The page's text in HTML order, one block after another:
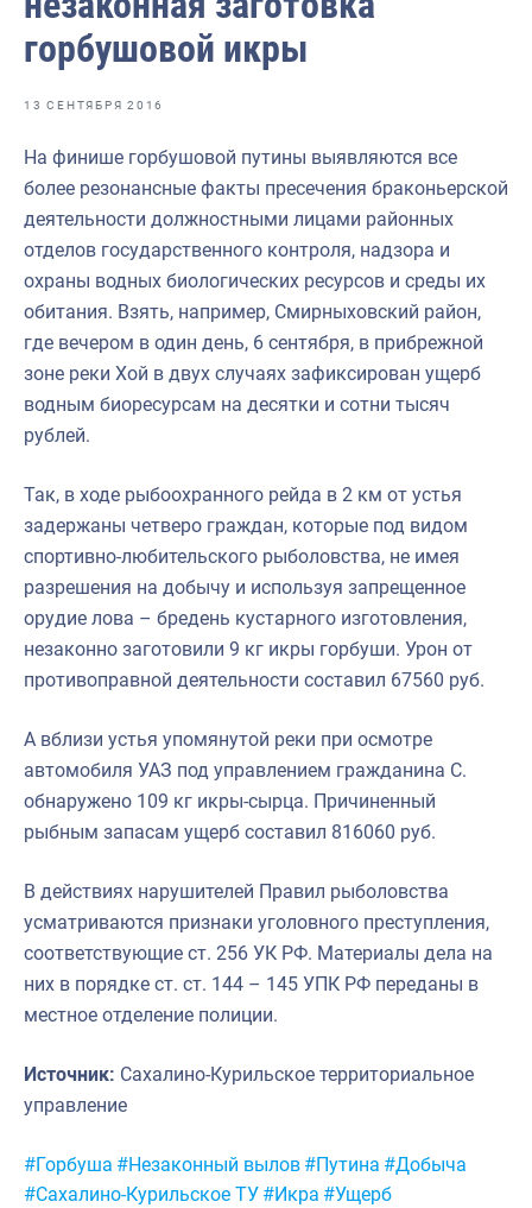
Отраслевые СМИ
Выставки и конференции
Научно-практическая литература
Рыбоохрана России
Отрасль в цифрах
Большая африканская экспедиция
Укрепление духовно-нравственных ценностей
События в России и мире
горбушовой икры
13 СЕНТЯБРЯ 2016
На финише горбушовой путины выявляются все
более резонансные факты пресечения браконьерской
деятельности должностными лицами районных
отделов государственного контроля, надзора и
охраны водных биологических ресурсов и среды их
обитания. Взять, например, Смирныховский район,
где вечером в один день, 6 сентября, в прибрежной
зоне реки Хой в двух случаях зафиксирован ущерб
водным биоресурсам на десятки и сотни тысяч
рублей.
Так, в ходе рыбоохранного рейда в 2 км от устья
задержаны четверо граждан, которые под видом
спортивно-любительского рыболовства, не имея
разрешения на добычу и используя запрещенное
орудие лова – бредень кустарного изготовления,
незаконно заготовили 9 кг икры горбуши. Урон от
противоправной деятельности составил 67560 руб.
А вблизи устья упомянутой реки при осмотре
автомобиля УАЗ под управлением гражданина С.
обнаружено 109 кг икры-сырца. Причиненный
рыбным запасам ущерб составил 816060 руб.
В действиях нарушителей Правил рыболовства
усматриваются признаки уголовного преступления,
соответствующие ст. 256 УК РФ. Материалы дела на
них в порядке ст. ст. 144 – 145 УПК РФ переданы в
местное отделение полиции.
Источник: Сахалино-Курильское территориальное
управление
Метки:
#Горбуша #Незаконный вылов #Путина #Добыча
#Сахалино-Курильское ТУ #Икра #Ущерб